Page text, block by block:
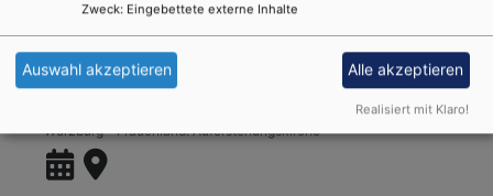
Di, 15.9. 8:15 Uhr
Gottesdienst zur Einschulung
Würzburg - Frauenland Auferstehungskirche
Zweck: Eingebettete externe Inhalte
Auswahl akzeptieren Alle akzeptieren
Realisiert mit Klaro!